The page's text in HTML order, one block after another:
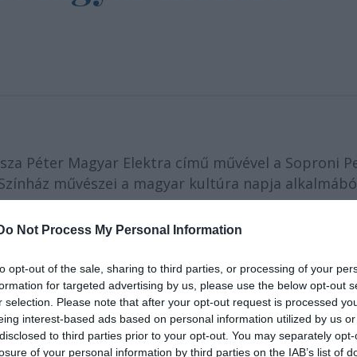
Not Process My Personal Information
opt-out of the sale, sharing to third parties, or processing of your
for targeted advertising by us, please use the below opt-out
selection. Please note that after your opt-out request is processed
interest-based ads based on personal information utilized by us
to third parties prior to your opt-out. You may separately
of your personal information by third parties on the IAB’s list of
Péter Magyar Elektra című művével a Soproni
művészei a magyar kultúra napja
Bácsfeketehegyen és Adán láthatja a közönség -
igazgatója az MTI-vel.
19-én, Szabadkán 20-án, Bácsfeketehegyen
mutatják be. A produkcióban többek között
Molnár Anikót, Ács Tamást, Szlúka
láthatja a közönség.